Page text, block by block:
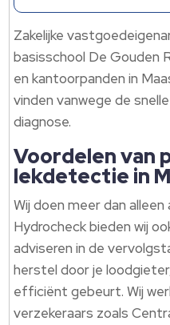
Zakelijke
basisschool De Gouden
en kantoorpanden in
vinden vanwege de
diagnose.
Voordelen van
lekdetectie in
Wij doen meer dan
Hydrocheck bieden wij
adviseren in de
herstel door je
efficiënt gebeurt. Wij
verzekeraars zoals